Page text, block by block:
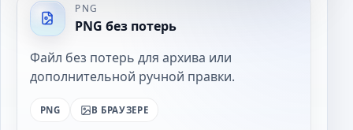
PNG
PNG без потерь
Файл без потерь для архива или
дополнительной ручной правки.
PNG В БРАУЗЕРЕ